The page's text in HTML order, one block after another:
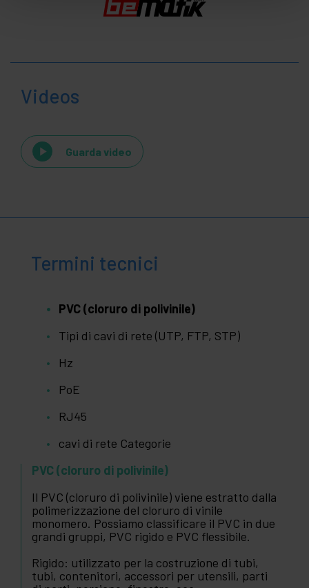
Videos
Guarda video
Termini tecnici
PVC (cloruro di polivinile)
Tipi di cavi di rete (UTP, FTP, STP)
Hz
PoE
RJ45
cavi di rete Categorie
PVC (cloruro di polivinile)
Il PVC (cloruro di polivinile) viene estratto dalla
polimerizzazione del cloruro di vinile
monomero. Possiamo classificare il PVC in due
grandi gruppi, PVC rigido e PVC flessibile.
Rigido: utilizzato per la costruzione di tubi,
tubi, contenitori, accessori per utensili, parti